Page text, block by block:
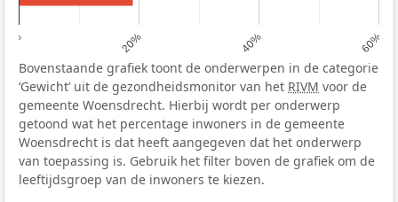
0% 20% 40% 60%
Bovenstaande grafiek toont de onderwerpen in de categorie
‘Gewicht’ uit de gezondheidsmonitor van het RIVM voor de
gemeente Woensdrecht. Hierbij wordt per onderwerp
getoond wat het percentage inwoners in de gemeente
Woensdrecht is dat heeft aangegeven dat het onderwerp
van toepassing is. Gebruik het filter boven de grafiek om de
leeftijdsgroep van de inwoners te kiezen.